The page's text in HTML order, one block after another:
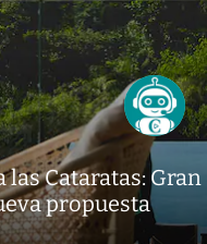
las Cataratas: Gran
propuesta